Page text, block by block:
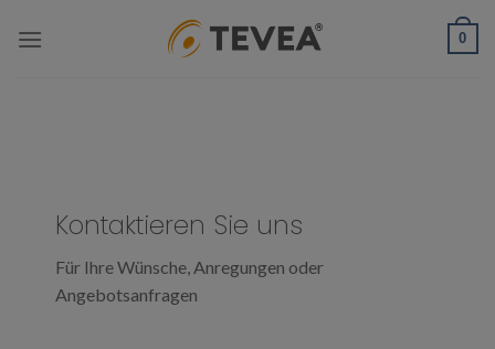
0
Kontaktieren Sie uns
Für Ihre Wünsche, Anregungen oder
Angebotsanfragen